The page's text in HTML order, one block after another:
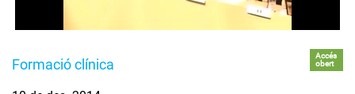
Formació clínica
Accés
obert